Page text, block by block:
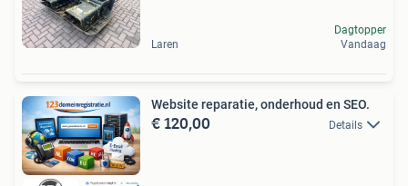
Laren
Dagtopper
Vandaag
Website reparatie, onderhoud en SEO.
€ 120,00 Details